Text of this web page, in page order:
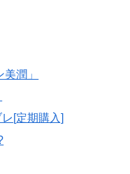
潤」
[定期購入]